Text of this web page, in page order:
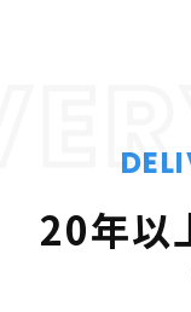
20年以